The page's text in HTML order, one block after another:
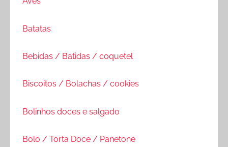
Batatas
Bebidas / Batidas / coquetel
Biscoitos / Bolachas / cookies
Bolinhos doces e salgado
Bolo / Torta Doce / Panetone